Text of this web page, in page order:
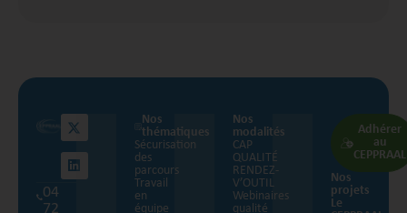
04
72
Nos
thématiques
Sécurisation
des
parcours
Travail
en
équipe
Nos
modalités
CAP
QUALITÉ
RENDEZ-
V’OUTIL
Webinaires
qualité
Adhérer
au
CEPPRAAL
Nos
projets
Le